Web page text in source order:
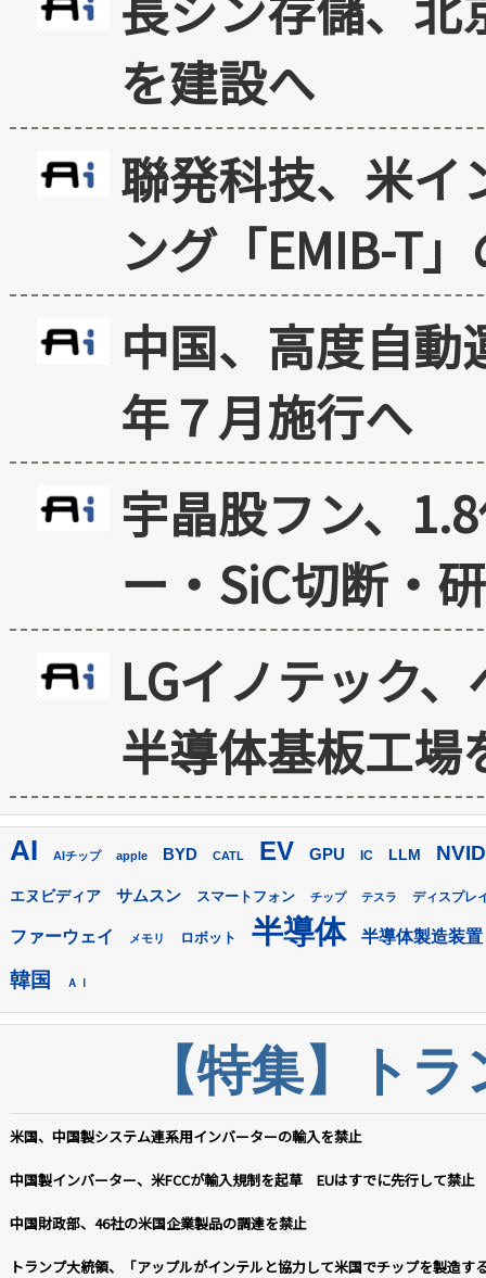
を建設へ
聯発科技、米イ
ング「EMIB-T
中国、高度自
年７月施行へ
宇晶股フン、
ー・SiC切断・
LGイノテック
半導体基板工場
AI AIチップ apple BYD CATL EV GPU IC LLM
エヌビディア サムスン スマートフォン チップ テスラ ディスプレ
ファーウェイ メモリ ロボット 半導体 半導体製造装置
韓国 ＡＩ
【特集】ト
米国、中国製システム連系用インバーターの輸入を禁止
中国製インバーター、米FCCが輸入規制を起草 EUはすでに先行して禁止
中国財政部、46社の米国企業製品の調達を禁止
トランプ大統領、「アップルがインテルと協力して米国でチップを製造す